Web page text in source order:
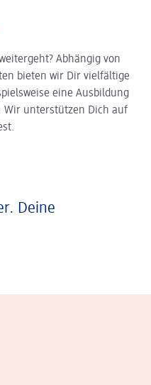
Abhängig von
bieten wir Dir vielfältige
eine Ausbildung
Wir unterstützen Dich auf
Deine